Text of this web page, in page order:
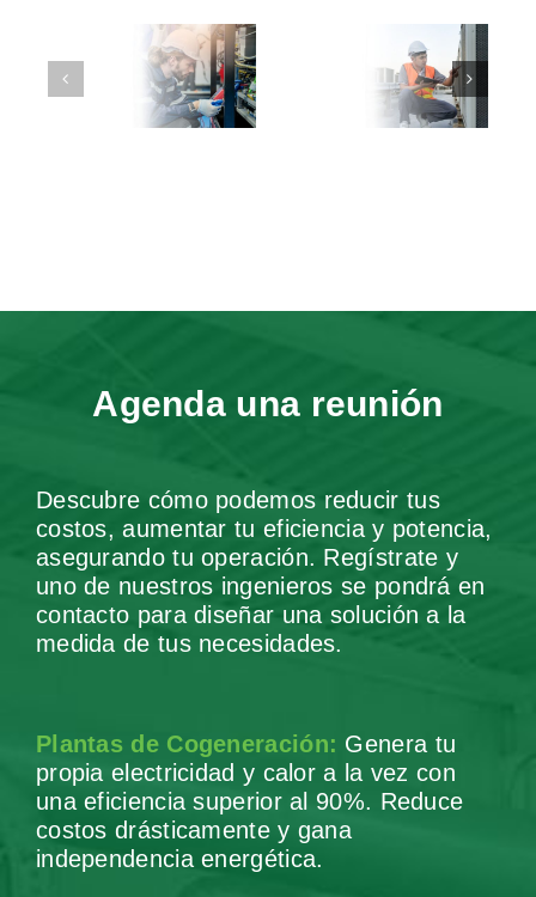
Equipos para
corregir
parpadeos
de energía
Soluciones
para
estabilizar
energía
Agenda una reunión
Descubre cómo podemos reducir tus
costos, aumentar tu eficiencia y potencia,
asegurando tu operación. Regístrate y
uno de nuestros ingenieros se pondrá en
contacto para diseñar una solución a la
medida de tus necesidades.
Plantas de Cogeneración: Genera tu
propia electricidad y calor a la vez con
una eficiencia superior al 90%. Reduce
costos drásticamente y gana
independencia energética.